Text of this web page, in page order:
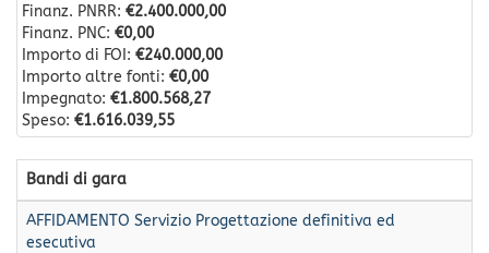
Finanz. PNRR: €2.400.000,00
Finanz. PNC: €0,00
Importo di FOI: €240.000,00
Importo altre fonti: €0,00
Impegnato: €1.800.568,27
Speso: €1.616.039,55
Bandi di gara
AFFIDAMENTO Servizio Progettazione definitiva ed
esecutiva